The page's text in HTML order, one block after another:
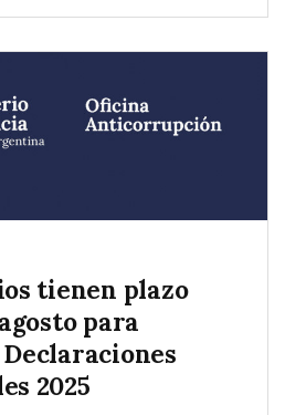
tienen plazo
para
2025